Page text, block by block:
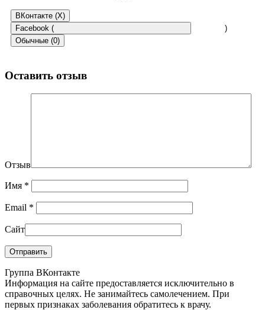
ВКонтакте (X)
Facebook (
)
Обычные (0)
Оставить отзыв
Отзыв
Имя *
Email *
Сайт
Группа ВКонтакте
Информация на сайте предоставляется исключительно в
справочных целях. Не занимайтесь самолечением. При
первых признаках заболевания обратитесь к врачу.